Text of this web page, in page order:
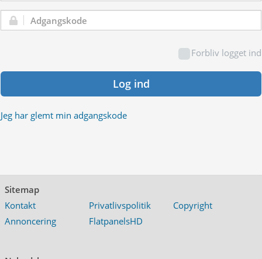
Adgangskode:
Forbliv logget ind
Log ind
Jeg har glemt min adgangskode
Sitemap
Kontakt
Privatlivspolitik
Copyright
Annoncering
FlatpanelsHD